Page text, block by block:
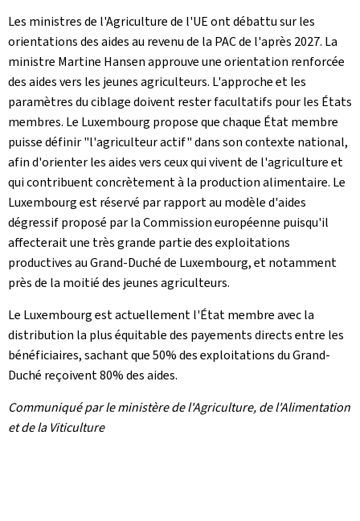
Les ministres de l'Agriculture de l'UE ont débattu sur les
orientations des aides au revenu de la PAC de l'après 2027. La
ministre Martine Hansen approuve une orientation renforcée
des aides vers les jeunes agriculteurs. L'approche et les
paramètres du ciblage doivent rester facultatifs pour les États
membres. Le Luxembourg propose que chaque État membre
puisse définir "l'agriculteur actif" dans son contexte national,
afin d'orienter les aides vers ceux qui vivent de l'agriculture et
qui contribuent concrètement à la production alimentaire. Le
Luxembourg est réservé par rapport au modèle d'aides
dégressif proposé par la Commission européenne puisqu'il
affecterait une très grande partie des exploitations
productives au Grand-Duché de Luxembourg, et notamment
près de la moitié des jeunes agriculteurs.
Le Luxembourg est actuellement l'État membre avec la
distribution la plus équitable des payements directs entre les
bénéficiaires, sachant que 50% des exploitations du Grand-
Duché reçoivent 80% des aides.
Communiqué par le ministère de l'Agriculture, de l'Alimentation
et de la Viticulture